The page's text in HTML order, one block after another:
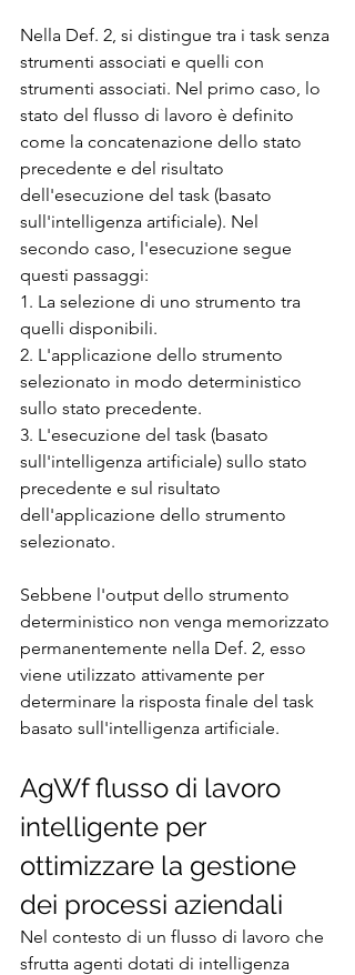
Nella Def. 2, si distingue tra i task senza
strumenti associati e quelli con
strumenti associati. Nel primo caso, lo
stato del flusso di lavoro è definito
come la concatenazione dello stato
precedente e del risultato
dell'esecuzione del task (basato
sull'intelligenza artificiale). Nel
secondo caso, l'esecuzione segue
questi passaggi:
1. La selezione di uno strumento tra
quelli disponibili.
2. L'applicazione dello strumento
selezionato in modo deterministico
sullo stato precedente.
3. L'esecuzione del task (basato
sull'intelligenza artificiale) sullo stato
precedente e sul risultato
dell'applicazione dello strumento
selezionato.
Sebbene l'output dello strumento
deterministico non venga memorizzato
permanentemente nella Def. 2, esso
viene utilizzato attivamente per
determinare la risposta finale del task
basato sull'intelligenza artificiale.
AgWf flusso di lavoro
intelligente per
ottimizzare la gestione
dei processi aziendali
Nel contesto di un flusso di lavoro che
sfrutta agenti dotati di intelligenza